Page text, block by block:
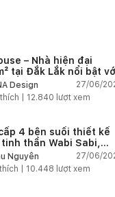
– Nhà hiện đại
tại Đắk Lắk nổi bật
mở và hệ sân vườn
thiên nhiên
Design
27/06/
| 12.840 lượt xem
4 bên suối thiết kế
thần Wabi Sabi,
chậm giữa thiên nhiên
Nguyễn
27/06/
| 10.448 lượt xem